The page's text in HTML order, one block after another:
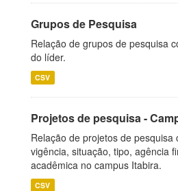
Grupos de Pesquisa
Relação de grupos de pesquisa
do líder.
CSV
Projetos de pesquisa -
Relação de projetos de pesquisa
vigência, situação, tipo, agência
acadêmica no campus Itabira.
CSV